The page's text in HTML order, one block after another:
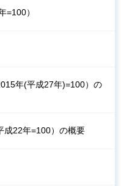
=100）
年(平成27年)=100）の
成22年=100）の概要